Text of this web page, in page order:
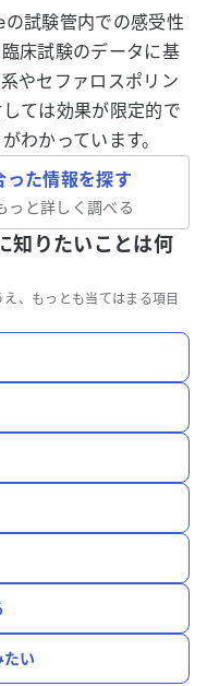
試験管内での感受性
床試験のデータに基
やセファロスポリン
しては効果が限定的で
わかっています。
った情報を探す
っと詳しく調べる
知りたいことは何
え、もっとも当てはまる項目
い